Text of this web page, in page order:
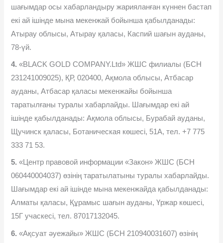
шағымдар осы хабарландыру жарияланған күннен бастап
екі ай ішінде мына мекенжай бойынша қабылданады:
Атырау облысы, Атырау қаласы, Каспий шағын ауданы,
78-үй.
4. «BLACK GOLD COMPANY.Ltd» ЖШС филиалы (БСН
231241009025), ҚР, 020400, Ақмола облысы, Атбасар
ауданы, Атбасар қаласы мекенжайы бойынша
таратылғаны туралы хабарлайды. Шағымдар екі ай
ішінде қабылданады: Ақмола облысы, Бурабай ауданы,
Щучинск қаласы, Ботаническая көшесі, 51А, тел. +7 775
333 71 53.
5. «Центр правовой информации «Закон» ЖШС (БСН
060440004037) өзінің таратылатыны туралы хабарлайды.
Шағымдар екі ай ішінде мына мекенжайда қабылданады:
Алматы қаласы, Құрамыс шағын ауданы, Үржар көшесі,
15Г учаскесі, тел. 87017132045.
6. «Ақсуат əуежайы» ЖШС (БСН 210940031607) өзінің